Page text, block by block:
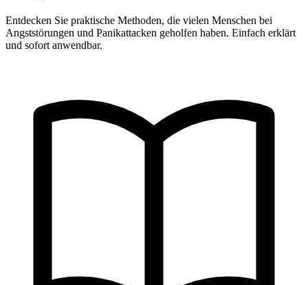
Entdecken Sie praktische Methoden, die vielen Menschen bei
Angststörungen und Panikattacken geholfen haben. Einfach erklärt
und sofort anwendbar.